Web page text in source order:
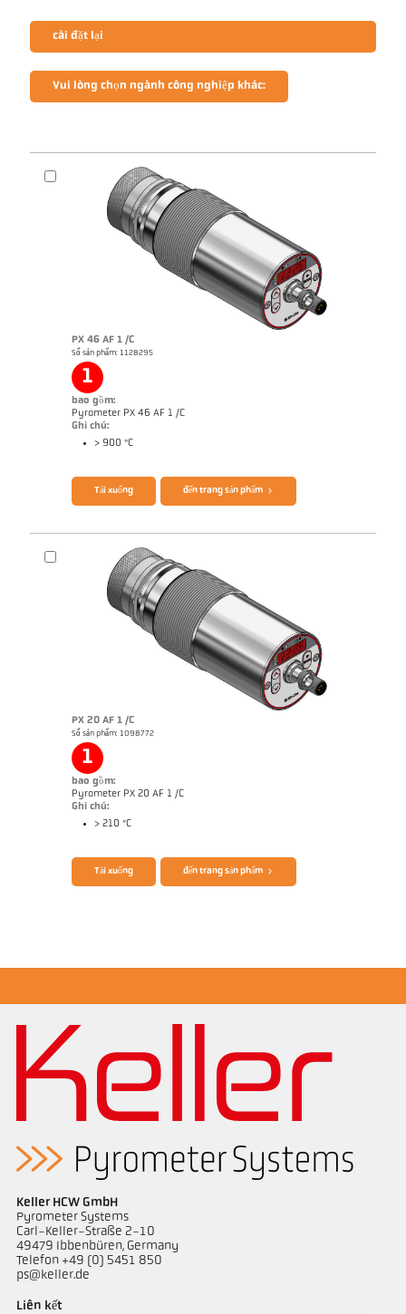
cài đặt lại
Vui lòng chọn ngành công nghiệp khác:
PX 46 AF 1 /C
Số sản phẩm: 1128295
1
bao gồm:
Pyrometer PX 46 AF 1 /C
Ghi chú:
> 900 °C
Brochure CellaTemp PX
Tải xuống đến trang sản phẩm
PX 20 AF 1 /C
Số sản phẩm: 1098772
1
bao gồm:
Pyrometer PX 20 AF 1 /C
Ghi chú:
> 210 °C
Tải xuống đến trang sản phẩm
Keller HCW GmbH
Pyrometer Systems
Carl-Keller-Straße 2-10
49479 Ibbenbüren, Germany
Telefon +49 (0) 5451 850
ps@keller.de
Liên kết